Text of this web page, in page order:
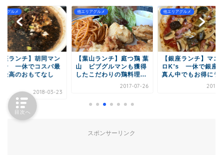
アグルメ
座ランチ】胡同マン
ン 一休でコスパ最
最高のおもてなし
2018-03-23
他エリアグルメ
【葉山ランチ】庭つ鶏 葉
山 ビブグルマンも獲得
したこだわりの鶏料理...
2017-07-26
他エリアグルメ
【銀座ランチ】マエ
ロK’s 一休で銀座
真ん中でもお得にラ
2017-
スポンサーリンク
目次へ